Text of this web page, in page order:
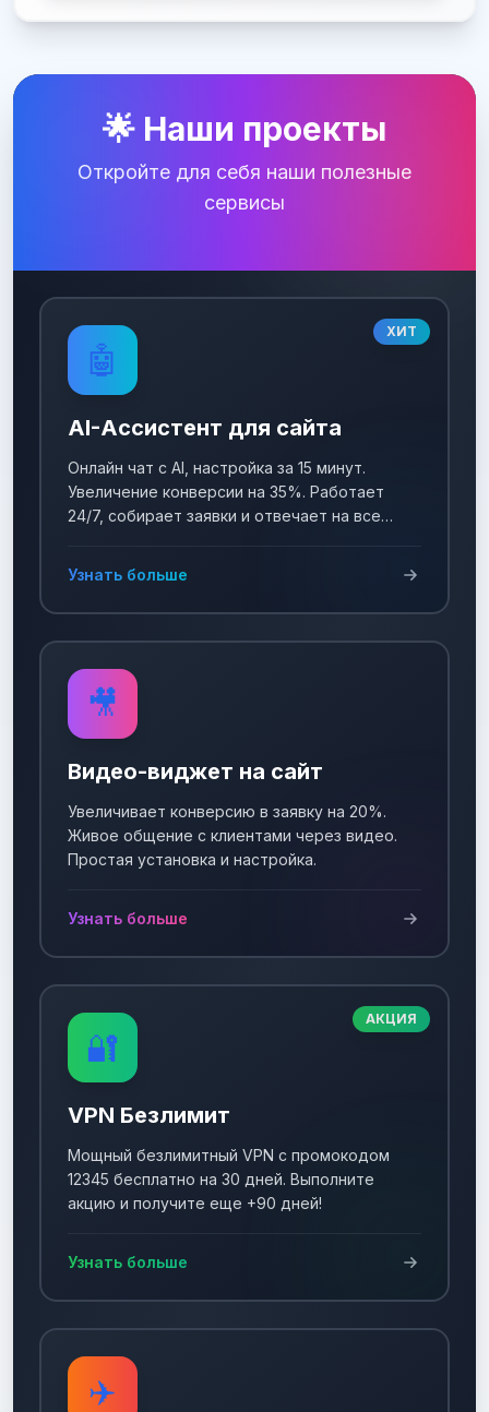
🌟 Наши проекты
Откройте для себя наши полезные
сервисы
ХИТ
🤖
AI-Ассистент для сайта
Онлайн чат с AI, настройка за 15 минут.
Увеличение конверсии на 35%. Работает
24/7, собирает заявки и отвечает на все
Узнать больше
🎥
Видео-виджет на сайт
Увеличивает конверсию в заявку на 20%.
Живое общение с клиентами через видео.
Простая установка и настройка.
Узнать больше
АКЦИЯ
🔐
VPN Безлимит
Мощный безлимитный VPN с промокодом
12345 бесплатно на 30 дней. Выполните
акцию и получите еще +90 дней!
Узнать больше
✈️